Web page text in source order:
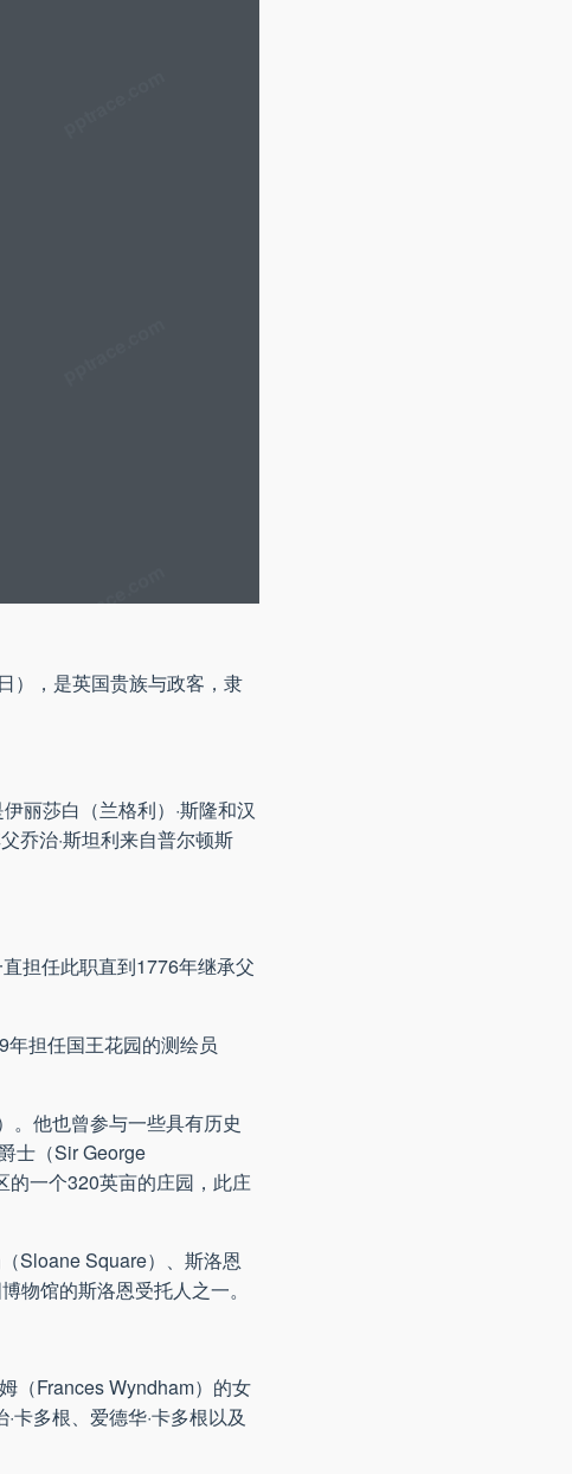
），是英国贵族与政客，隶
丽莎白（兰格利）·斯隆和汉
乔治·斯坦利来自普尔顿斯
担任此职直到1776年继承父
担任国王花园的测绘员
。他也曾参与一些具有历史
士（Sir George
的一个320英亩的庄园，此庄
Sloane Square）、斯洛恩
馆的斯洛恩受托人之一。
（Frances Wyndham）的女
卡多根、爱德华·卡多根以及